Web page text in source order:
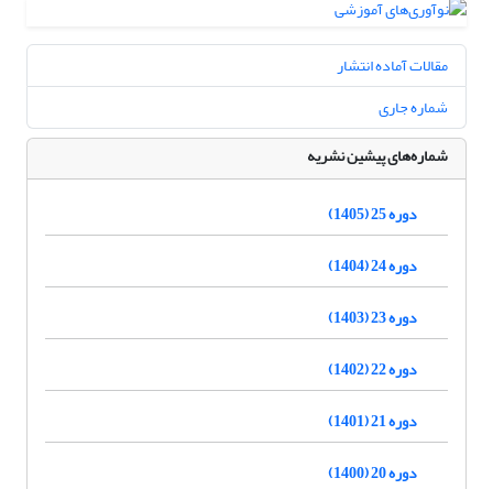
مقالات آماده انتشار
شماره جاری
شماره‌های پیشین نشریه
دوره 25 (1405)
دوره 24 (1404)
دوره 23 (1403)
دوره 22 (1402)
دوره 21 (1401)
دوره 20 (1400)